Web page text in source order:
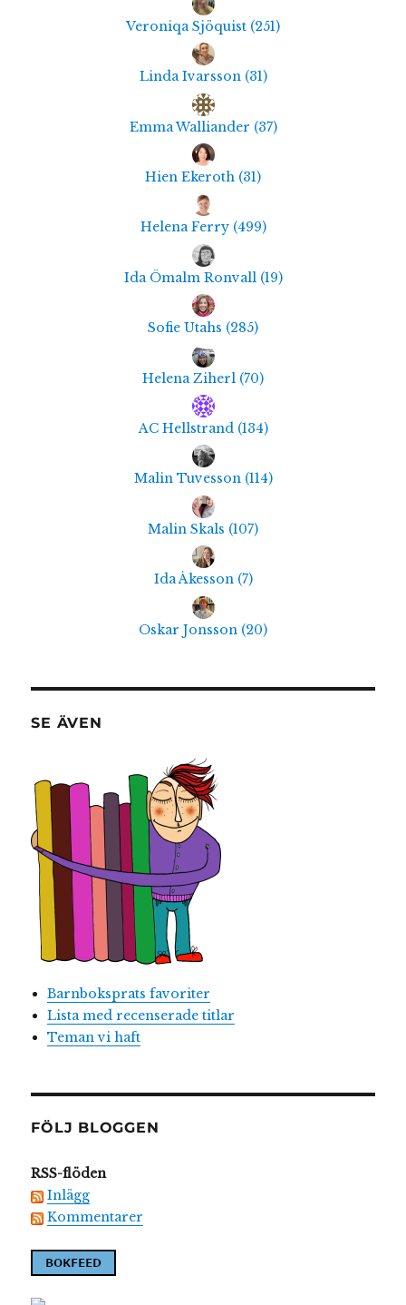
Veroniqa Sjöquist (251)
Linda Ivarsson (31)
Emma Walliander (37)
Hien Ekeroth (31)
Helena Ferry (499)
Ida Ömalm Ronvall (19)
Sofie Utahs (285)
Helena Ziherl (70)
AC Hellstrand (134)
Malin Tuvesson (114)
Malin Skals (107)
Ida Åkesson (7)
Oskar Jonsson (20)
SE ÄVEN
Barnboksprats favoriter
Lista med recenserade titlar
Teman vi haft
FÖLJ BLOGGEN
RSS-flöden
Inlägg
Kommentarer